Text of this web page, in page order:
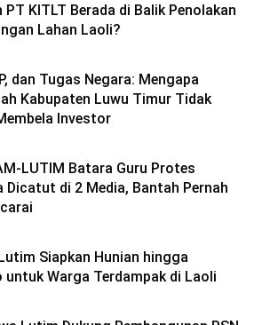
PT KITLT Berada di Balik Penolakan
Lahan Laoli?
dan Tugas Negara: Mengapa
Kabupaten Luwu Timur Tidak
Investor
LUTIM Batara Guru Protes
Dicatut di 2 Media, Bantah Pernah
Siapkan Hunian hingga
untuk Warga Terdampak di Laoli